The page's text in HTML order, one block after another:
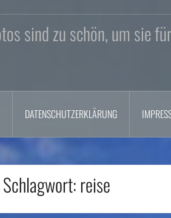
sind zu schön, um sie
DATENSCHUTZERKLÄRUNG
Schlagwort:reise